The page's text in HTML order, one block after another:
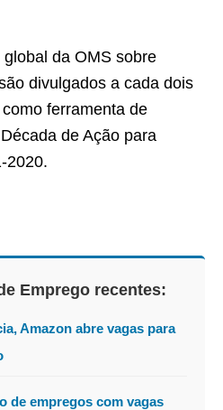
da OMS sobre
divulgados a cada dois
ferramenta de
de Ação para
2020.
Emprego recentes:
Amazon abre vagas para
de empregos com vagas